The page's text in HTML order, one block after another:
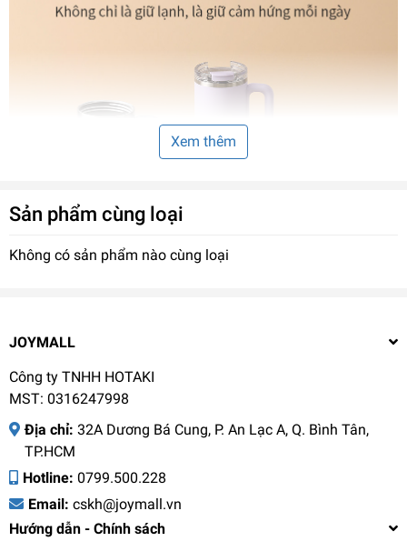
THÔNG SỐ KỸ THUẬT:
Xuất xứ: Trung Quốc
Cấu tạo: Thân: thép không gỉ SUS304; Nắp: Tritan, PP, TPE;
Gioăng, bottom pad: silicone
Xem thêm
Sản phẩm cùng loại
Không có sản phẩm nào cùng loại
JOYMALL
Công ty TNHH HOTAKI
MST: 0316247998
Địa chỉ: 32A Dương Bá Cung, P. An Lạc A, Q. Bình Tân,
TP.HCM
Hotline: 0799.500.228
Email: cskh@joymall.vn
Hướng dẫn - Chính sách